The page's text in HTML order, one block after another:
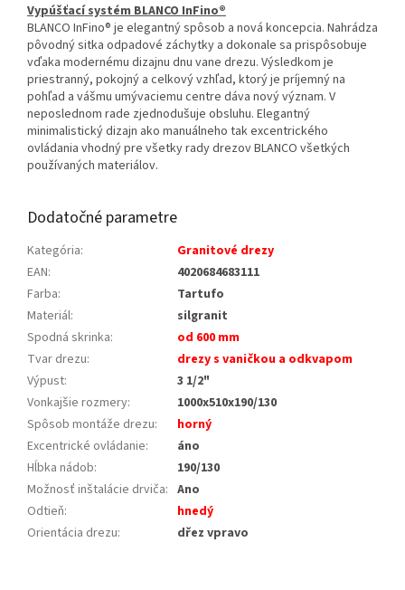
Vypúšťací systém BLANCO InFino®
BLANCO InFino® je elegantný spôsob a nová koncepcia. Nahrádza
pôvodný sitka odpadové záchytky a dokonale sa prispôsobuje
vďaka modernému dizajnu dnu vane drezu. Výsledkom je
priestranný, pokojný a celkový vzhľad, ktorý je príjemný na
pohľad a vášmu umývaciemu centre dáva nový význam. V
neposlednom rade zjednodušuje obsluhu. Elegantný
minimalistický dizajn ako manuálneho tak excentrického
ovládania vhodný pre všetky rady drezov BLANCO všetkých
používaných materiálov.
Dodatočné parametre
Kategória:
Granitové drezy
EAN:
4020684683111
Farba:
Tartufo
Materiál:
silgranit
Spodná skrinka:
od 600 mm
Tvar drezu:
drezy s vaničkou a odkvapom
Výpust:
3 1/2"
Vonkajšie rozmery:
1000x510x190/130
Spôsob montáže drezu:
horný
Excentrické ovládanie:
áno
Hĺbka nádob:
190/130
Možnosť inštalácie drviča: Ano
Odtieň:
hnedý
Orientácia drezu: dřez vpravo